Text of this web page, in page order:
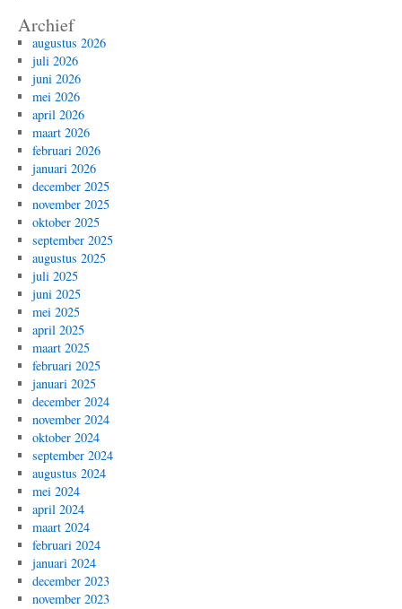
Archief
augustus 2026
juli 2026
juni 2026
mei 2026
april 2026
maart 2026
februari 2026
januari 2026
december 2025
november 2025
oktober 2025
september 2025
augustus 2025
juli 2025
juni 2025
mei 2025
april 2025
maart 2025
februari 2025
januari 2025
december 2024
november 2024
oktober 2024
september 2024
augustus 2024
mei 2024
april 2024
maart 2024
februari 2024
januari 2024
december 2023
november 2023